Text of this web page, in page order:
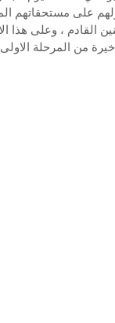
مستحقاتهم
القادم ، وعلى
من المرحلة